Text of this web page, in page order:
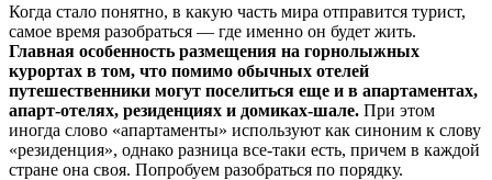
Когда стало понятно, в какую часть мира отправится турист,
самое время разобраться — где именно он будет жить.
Главная особенность размещения на горнолыжных
курортах в том, что помимо обычных отелей
путешественники могут поселиться еще и в апартаментах,
апарт-отелях, резиденциях и домиках-шале. При этом
иногда слово «апартаменты» используют как синоним к слову
«резиденция», однако разница все-таки есть, причем в каждой
стране она своя. Попробуем разобраться по порядку.